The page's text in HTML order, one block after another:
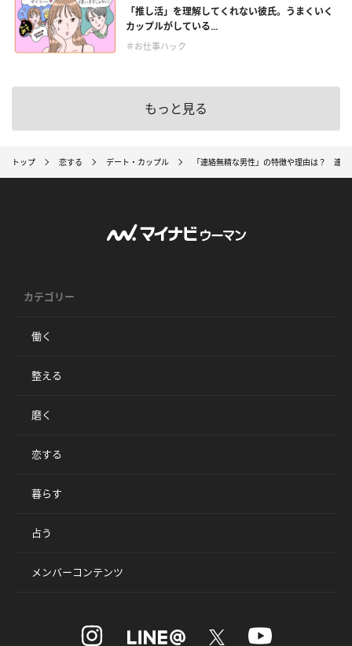
「推し活」を理解してくれない彼氏。うまくいく
カップルがしている...
＃お仕事ハック
もっと見る
トップ 恋する デート・カップル 「連絡無精な男性」の特徴や理由は？ 連
カテゴリー
働く
整える
磨く
恋する
暮らす
占う
メンバーコンテンツ